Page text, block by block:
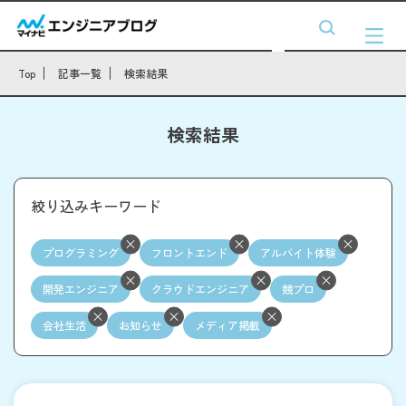
Top 記事一覧 検索結果
検索結果
絞り込みキーワード
プログラミング フロントエンド アルバイト体験
開発エンジニア クラウドエンジニア 競プロ
会社生活 お知らせ メディア掲載